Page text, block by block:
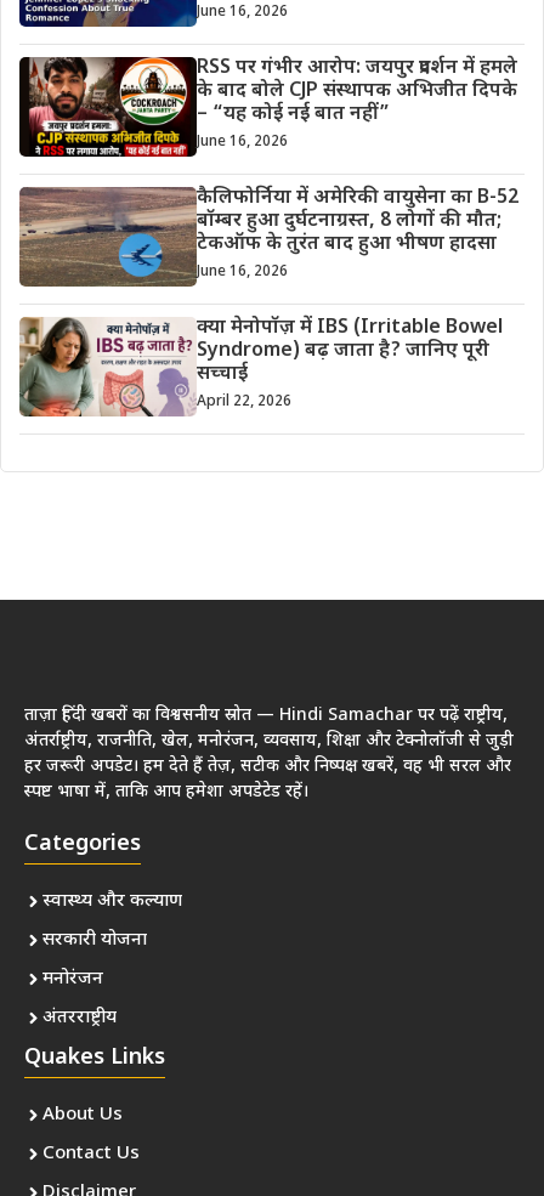
June 16, 2026
RSS पर गंभीर आरोप: जयपुर प्रदर्शन में हमले
के बाद बोले CJP संस्थापक अभिजीत दिपके
– “यह कोई नई बात नहीं”
June 16, 2026
कैलिफोर्निया में अमेरिकी वायुसेना का B-52
बॉम्बर हुआ दुर्घटनाग्रस्त, 8 लोगों की मौत;
टेकऑफ के तुरंत बाद हुआ भीषण हादसा
June 16, 2026
क्या मेनोपॉज़ में IBS (Irritable Bowel
Syndrome) बढ़ जाता है? जानिए पूरी
सच्चाई
April 22, 2026
ताज़ा हिंदी खबरों का विश्वसनीय स्रोत — Hindi Samachar पर पढ़ें राष्ट्रीय,
अंतर्राष्ट्रीय, राजनीति, खेल, मनोरंजन, व्यवसाय, शिक्षा और टेक्नोलॉजी से जुड़ी
हर जरूरी अपडेट। हम देते हैं तेज़, सटीक और निष्पक्ष खबरें, वह भी सरल और
स्पष्ट भाषा में, ताकि आप हमेशा अपडेटेड रहें।
Categories
स्वास्थ्य और कल्याण
सरकारी योजना
मनोरंजन
अंतरराष्ट्रीय
Quakes Links
About Us
Contact Us